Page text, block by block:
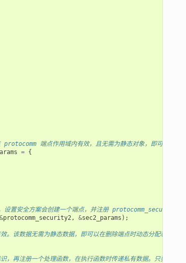
端点作用域内有效，且无需为静态对象，即可以在删
= {
设置安全方案会创建一个端点，并注册
&protocomm_security2, &sec2_params );
该数据无需为静态数据，即可以在删除端点时动态分配和释放。
再注册一个处理函数，在执行函数时传递私有数据。只要端点由